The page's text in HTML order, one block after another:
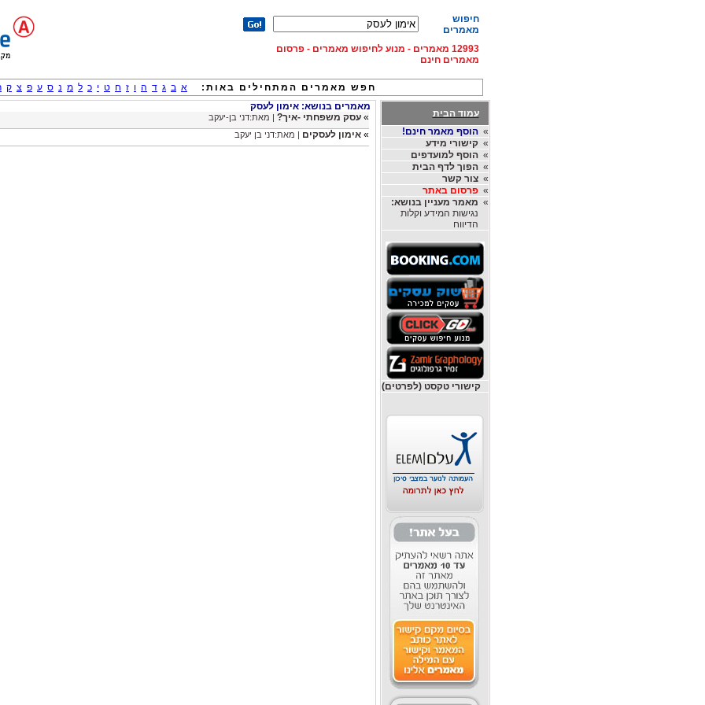
חיפוש
מאמרים
12993 מאמרים - מנוע לחיפוש מאמרים - פרסום
מאמרים חינם
חפש מאמרים המתחילים באות: א ב ג ד ה ו ז ח ט י כ ל מ נ ס ע פ צ ק
עמוד הבית
»הוסף מאמר חינם!
»קישורי מידע
»הוסף למועדפים
»הפוך לדף הבית
»צור קשר
»פרסום באתר
» מאמר מעניין בנושא:
נגישות המידע וקלות
הדיווח
קישורי טקסט (לפרטים)
מאמרים בנושא: אימון לעסק
» עסק משפחתי -איך? | מאת:דני בן-יעקב
» אימון לעסקים | מאת:דני בן יעקב